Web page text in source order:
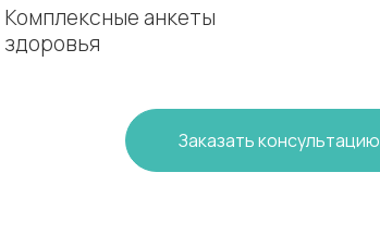
Комплексные анкеты
здоровья
Заказать консультацию